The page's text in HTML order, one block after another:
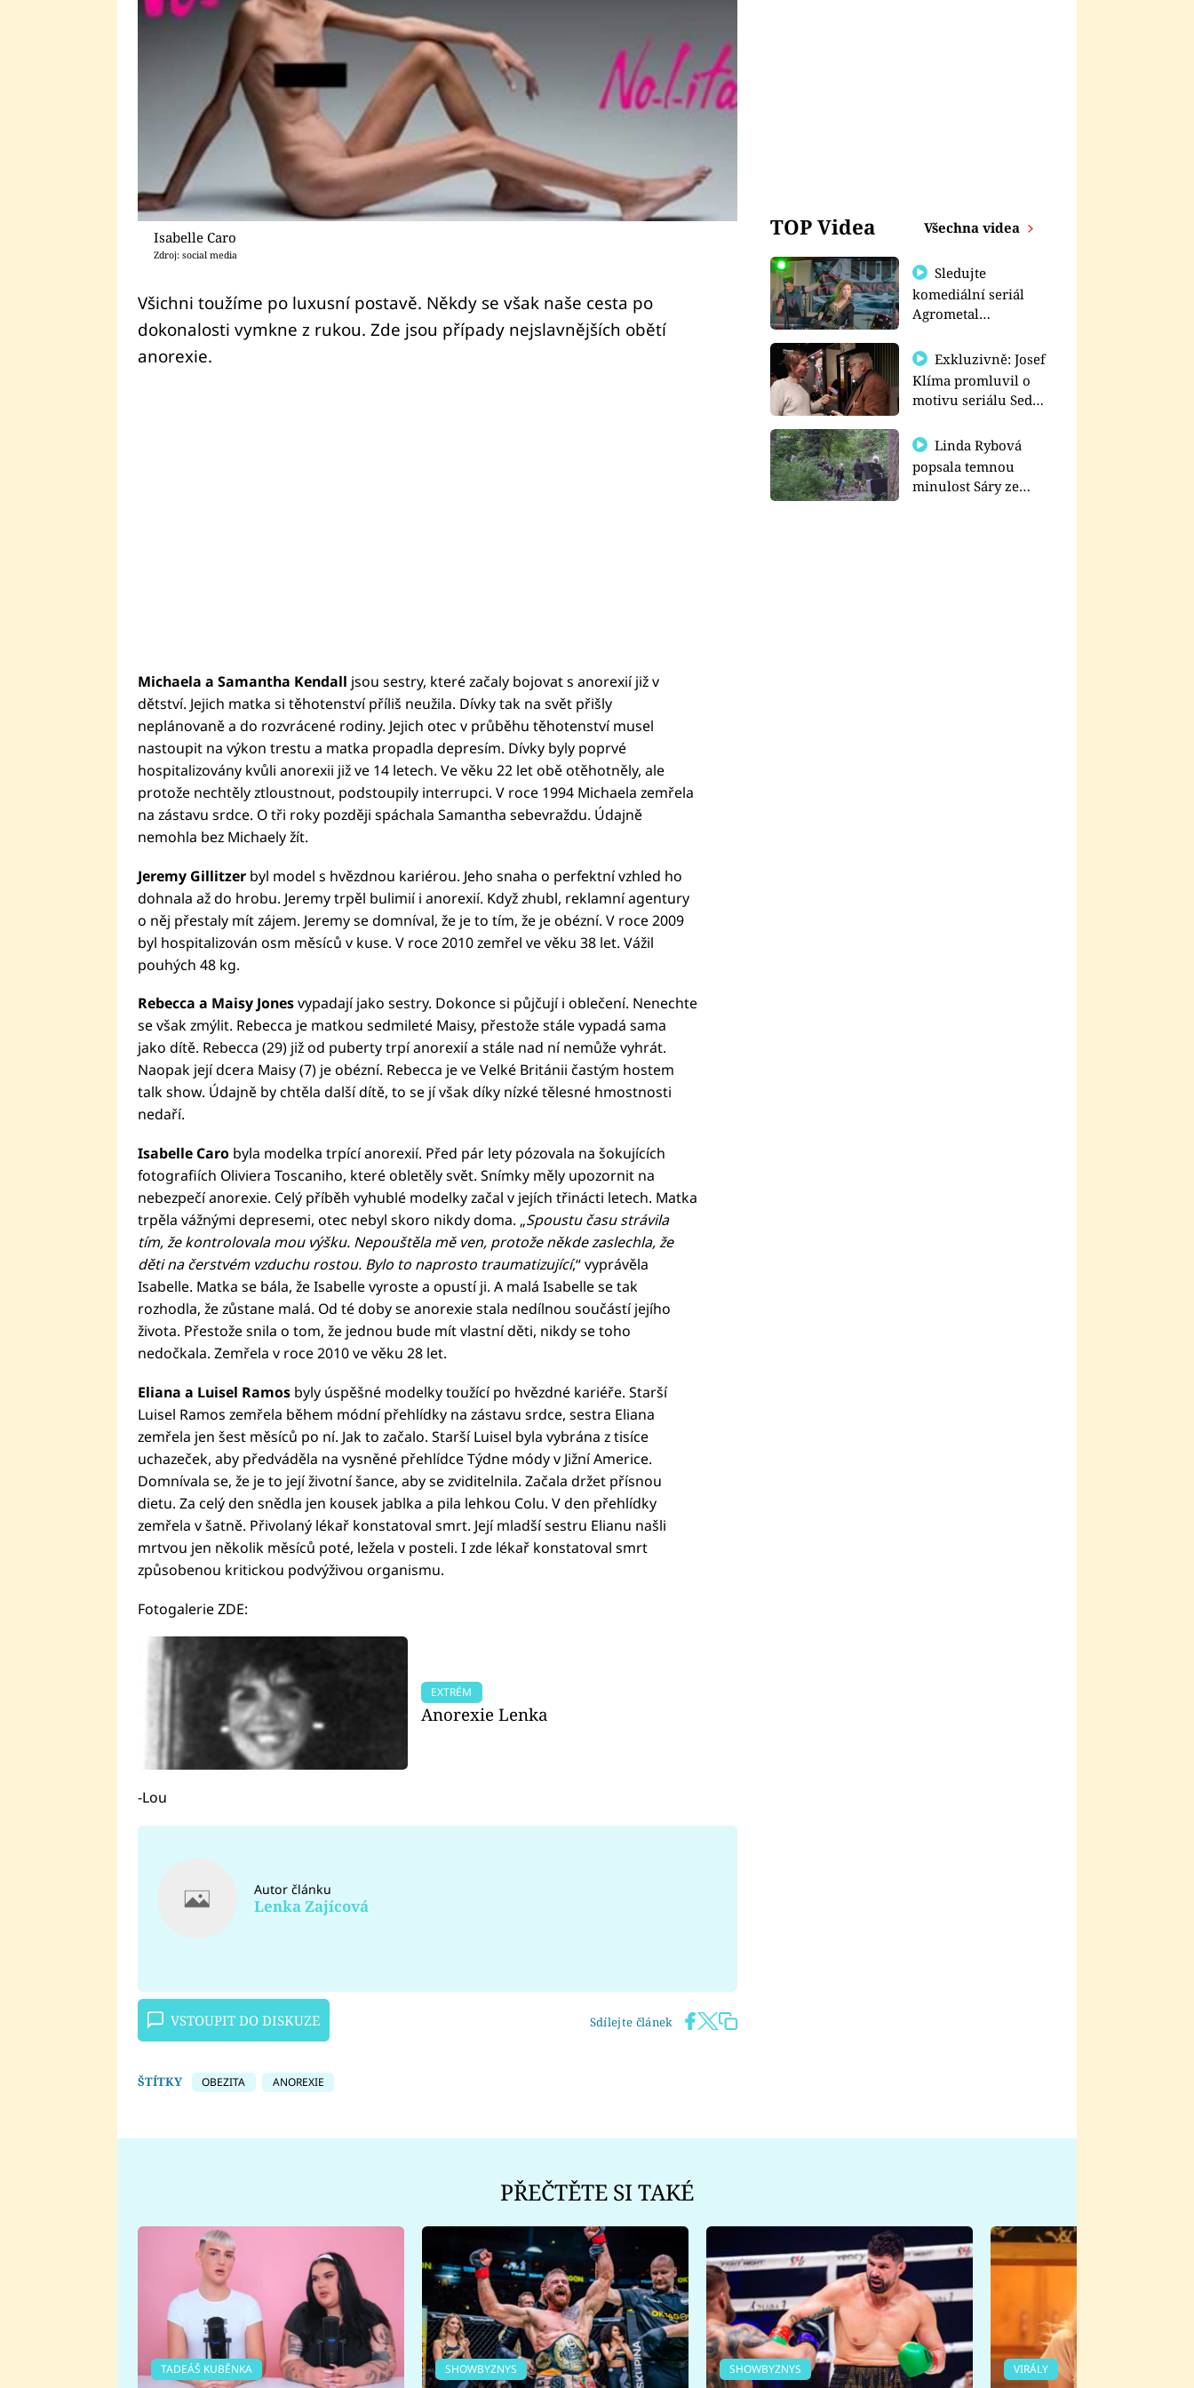
Isabelle Caro
Zdroj: social media
Všichni toužíme po luxusní postavě. Někdy se však naše cesta po
dokonalosti vymkne z rukou. Zde jsou případy nejslavnějších obětí
anorexie.
Michaela a Samantha Kendall jsou sestry, které začaly bojovat s anorexií již v
dětství. Jejich matka si těhotenství příliš neužila. Dívky tak na svět přišly
neplánovaně a do rozvrácené rodiny. Jejich otec v průběhu těhotenství musel
nastoupit na výkon trestu a matka propadla depresím. Dívky byly poprvé
hospitalizovány kvůli anorexii již ve 14 letech. Ve věku 22 let obě otěhotněly, ale
protože nechtěly ztloustnout, podstoupily interrupci. V roce 1994 Michaela zemřela
na zástavu srdce. O tři roky později spáchala Samantha sebevraždu. Údajně
nemohla bez Michaely žít.
Jeremy Gillitzerbyl model s hvězdnou kariérou. Jeho snaha o perfektní vzhled ho
dohnala až do hrobu. Jeremy trpěl bulimií i anorexií. Když zhubl, reklamní agentury
o něj přestaly mít zájem. Jeremy se domníval, že je to tím, že je obézní. V roce 2009
byl hospitalizován osm měsíců v kuse. V roce 2010 zemřel ve věku 38 let. Vážil
pouhých 48 kg.
Rebecca a Maisy Jonesvypadají jako sestry. Dokonce si půjčují i oblečení. Nenechte
se však zmýlit. Rebecca je matkou sedmileté Maisy, přestože stále vypadá sama
jako dítě. Rebecca (29) již od puberty trpí anorexií a stále nad ní nemůže vyhrát.
Naopak její dcera Maisy (7) je obézní. Rebecca je ve Velké Británii častým hostem
talk show. Údajně by chtěla další dítě, to se jí však díky nízké tělesné hmostnosti
nedaří.
Isabelle Carobyla modelka trpící anorexií. Před pár lety pózovala na šokujících
fotografiích Oliviera Toscaniho, které obletěly svět. Snímky měly upozornit na
nebezpečí anorexie. Celý příběh vyhublé modelky začal v jejích třinácti letech. Matka
trpěla vážnými depresemi, otec nebyl skoro nikdy doma. „Spoustu času strávila
tím, že kontrolovala mou výšku. Nepouštěla mě ven, protože někde zaslechla, že
děti na čerstvém vzduchu rostou. Bylo to naprosto traumatizující,“ vyprávěla
Isabelle. Matka se bála, že Isabelle vyroste a opustí ji. A malá Isabelle se tak
rozhodla, že zůstane malá. Od té doby se anorexie stala nedílnou součástí jejího
života. Přestože snila o tom, že jednou bude mít vlastní děti, nikdy se toho
nedočkala. Zemřela v roce 2010 ve věku 28 let.
Eliana a Luisel Ramosbyly úspěšné modelky toužící po hvězdné kariéře. Starší
Luisel Ramos zemřela během módní přehlídky na zástavu srdce, sestra Eliana
zemřela jen šest měsíců po ní. Jak to začalo. Starší Luisel byla vybrána z tisíce
uchazeček, aby předváděla na vysněné přehlídce Týdne módy v Jižní Americe.
Domnívala se, že je to její životní šance, aby se zviditelnila. Začala držet přísnou
dietu. Za celý den snědla jen kousek jablka a pila lehkou Colu. V den přehlídky
zemřela v šatně. Přivolaný lékař konstatoval smrt. Její mladší sestru Elianu našli
mrtvou jen několik měsíců poté, ležela v posteli. I zde lékař konstatoval smrt
způsobenou kritickou podvýživou organismu.
Fotogalerie ZDE:
EXTRÉM
Anorexie Lenka
-Lou
Autor článku
Lenka Zajícová
VSTOUPIT DO DISKUZE Sdílejte článek
ŠTÍTKY OBEZITA ANOREXIE
TOP Videa Všechna videa
Sledujte
komediální seriál
Agrometal
prima+
Exkluzivně: Josef
Klíma promluvil o
motivu seriálu Sedm
Linda Rybová
popsala temnou
minulost Sáry ze
PŘEČTĚTE SI TAKÉ
TADEÁŠ KUBĚNKA SHOWBYZNYS SHOWBYZNYS VIRÁLY